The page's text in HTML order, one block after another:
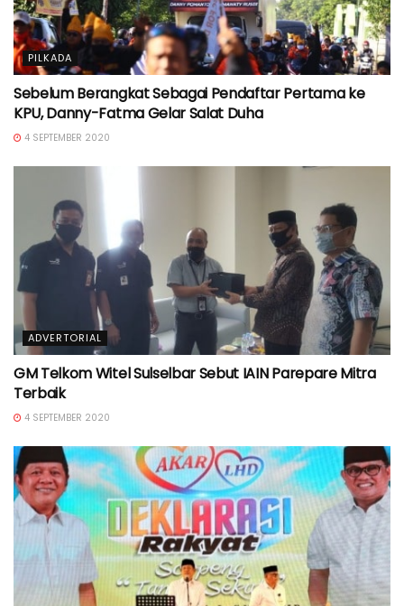
PILKADA
Sebelum Berangkat Sebagai Pendaftar Pertama ke
KPU, Danny-Fatma Gelar Salat Duha
4 SEPTEMBER 2020
ADVERTORIAL
GM Telkom Witel Sulselbar Sebut IAIN Parepare Mitra
Terbaik
4 SEPTEMBER 2020